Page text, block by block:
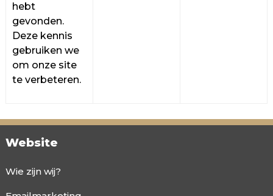
hebt
gevonden.
Deze kennis
gebruiken we
om onze site
te verbeteren.
Website
Wie zijn wij?